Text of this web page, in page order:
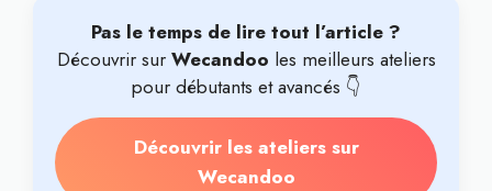
Pas le temps de lire tout l’article ?
Découvrir sur Wecandoo les meilleurs ateliers
pour débutants et avancés 👇
Découvrir les ateliers sur
Wecandoo